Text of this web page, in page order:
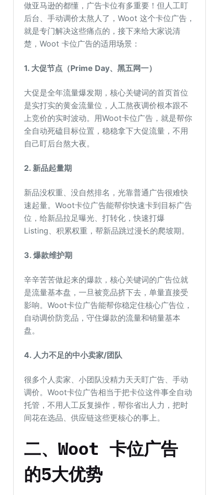
做亚马逊的都懂，广告卡位有多重要！但人工盯
后台、手动调价太熬人了，Woot 这个卡位广告，
就是专门解决这些痛点的，接下来给大家说清
楚，Woot 卡位广告的适用场景：
1. 大促节点（Prime Day、黑五网一）
大促是全年流量爆发期，核心关键词的首页首位
是实打实的黄金流量位，人工熬夜调价根本跟不
上竞价的实时波动。用Woot卡位广告，就是帮你
全自动死磕目标位置，稳稳拿下大促流量，不用
自己盯后台熬大夜。
2. 新品起量期
新品没权重、没自然排名，光靠普通广告很难快
速起量。Woot卡位广告能帮你快速卡到目标广告
位，给新品拉足曝光、打转化，快速打爆
Listing、积累权重，帮新品跳过漫长的爬坡期。
3. 爆款维护期
辛辛苦苦做起来的爆款，核心关键词的广告位就
是流量基本盘，一旦被竞品挤下去，单量直接受
影响。Woot卡位广告能帮你稳定住核心广告位，
自动调价防竞品，守住爆款的流量和销量基本
盘。
4. 人力不足的中小卖家/团队
很多个人卖家、小团队没精力天天盯广告、手动
调价。Woot卡位广告相当于把卡位这件事全自动
托管，不用人工反复操作，帮你省出人力，把时
间花在选品、供应链这些更核心的事上。
二、Woot 卡位广告
的5大优势